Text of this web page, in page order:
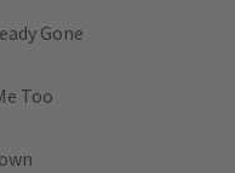
Gone
Too